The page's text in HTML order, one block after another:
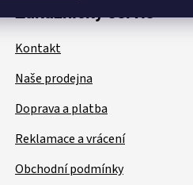
Zákaznický servis
Kontakt
Naše prodejna
Doprava a platba
Reklamace a vrácení
Obchodní podmínky